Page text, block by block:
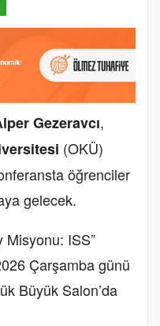
Gezeravcı,
(OKÜ)
öğrenciler
gelecek.
Misyonu: ISS”
Çarşamba günü
Büyük Salon’da